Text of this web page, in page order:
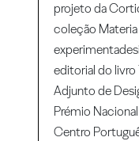
projeto da
coleção
editorial do livro
Adjunto de
Prémio
Centro